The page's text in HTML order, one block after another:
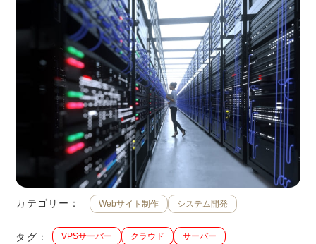
カテゴリー： Webサイト制作 システム開発
タグ： VPSサーバー クラウド
サーバー